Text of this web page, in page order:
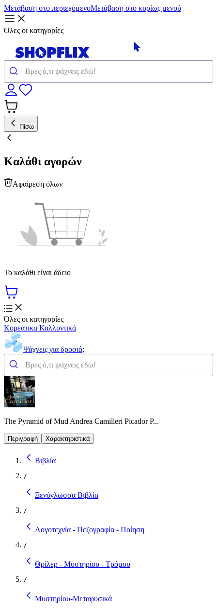
Μετάβαση στο περιεχόμενοΜετάβαση στο κυρίως μενού
Όλες οι κατηγορίες
Πίσω
Καλάθι αγορών
Αφαίρεση όλων
Το καλάθι είναι άδειο
Όλες οι κατηγορίες
Κορεάτικα Καλλυντικά
Ψάχνεις για δροσιά;
The Pyramid of Mud Andrea Camilleri Picador P...
Περιγραφή Χαρακτηριστικά
Βιβλία
/
Ξενόγλωσσα Βιβλία
/
Λογοτεχνία - Πεζογραφία - Ποίηση
/
Θρίλερ - Μυστηρίου - Τρόμου
/
Μυστηρίου-Μεταφυσικά